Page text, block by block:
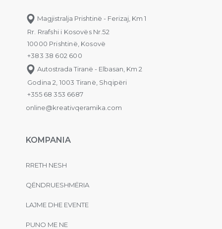
Magjistralja Prishtinë - Ferizaj, Km 1
Rr. Rrafshi i Kosovës Nr.52
10000 Prishtinë, Kosovë
+383 38 602 600
Autostrada Tiranë - Elbasan, Km 2
Godina 2, 1003 Tiranë, Shqipëri
+355 68 353 6687
online@kreativqeramika.com
KOMPANIA
RRETH NESH
QËNDRUESHMËRIA
LAJME DHE EVENTE
PUNO ME NE